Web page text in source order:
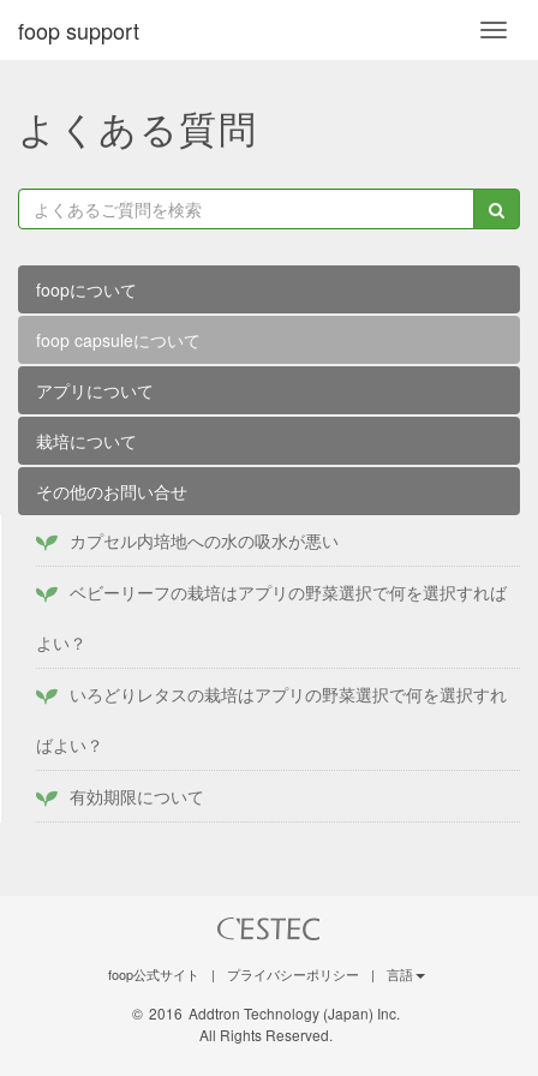
foop support
よくある質問
foopについて
foop capsuleについて
アプリについて
栽培について
その他のお問い合せ
カプセル内培地への水の吸水が悪い
ベビーリーフの栽培はアプリの野菜選択で何を選択すれば
よい？
いろどりレタスの栽培はアプリの野菜選択で何を選択すれ
ばよい？
有効期限について
foop公式サイト | プライバシーポリシー | 言語
© 2016 Addtron Technology (Japan) Inc.
All Rights Reserved.